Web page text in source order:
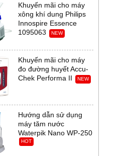
Khuyến mãi cho máy
xông khí dung Philips
Innospire Essence
1095063
NEW
Khuyến mãi cho máy
đo đường huyết Accu-
Chek Performa II
NEW
Hướng dẫn sử dụng
máy tăm nước
Waterpik Nano WP-250
HOT